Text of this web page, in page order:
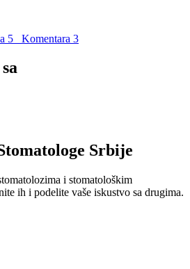
5 Komentara 3
Srbije
i stomatološkim
ih i podelite vaše iskustvo sa drugima.